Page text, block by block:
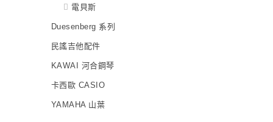
電貝斯
Duesenberg 系列
民謠吉他配件
KAWAI 河合鋼琴
卡西歐 CASIO
YAMAHA 山葉